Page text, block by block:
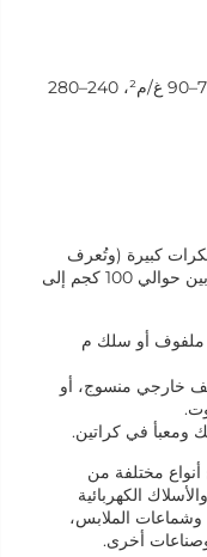
المجلفن بالغمس الساخن: 40–60 غ/م²، 70–90 غ/م²، 240–280
في بكرات كبيرة (وتُعرف
أيضًا بالبكرات الفضفاضة)، وتتراوح الأوزان بين حوالي 100 كجم إلى
ملفوف أو سلك م
خارجي منسوج، أو
ومعبأ في كراتين.
مختلفة من
الكهربائية
وشماعات الملابس،
وصناعات أخرى.